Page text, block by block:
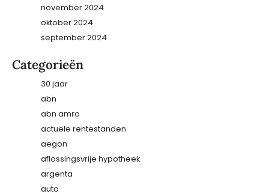
november 2024
oktober 2024
september 2024
Categorieën
30 jaar
abn
abn amro
actuele rentestanden
aegon
aflossingsvrije hypotheek
argenta
auto